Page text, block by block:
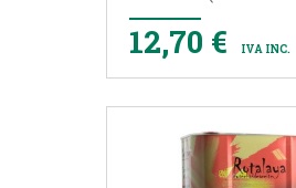
12,70 € IVA INC.